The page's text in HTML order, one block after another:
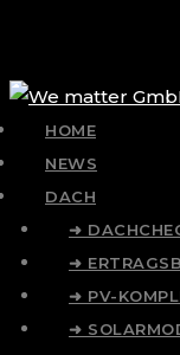
HOME
NEWS
DACH
➜
➜
➜ PV-
➜